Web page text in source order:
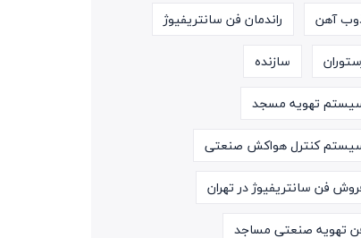
آهن
راندمان فن سانتریفیوژ
سازنده
تهویه مسجد
کنترل هواکش صنعتی
فن سانتریفیوژ در تهران
تهویه صنعتی مساجد